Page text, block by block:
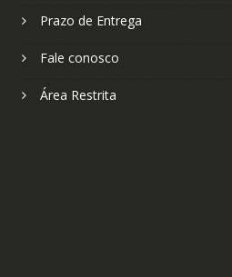
Prazo de Entrega
Fale conosco
Área Restrita